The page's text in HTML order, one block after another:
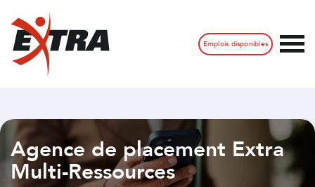
Emplois disponibles
Agence de placement Extra
Multi-Ressources